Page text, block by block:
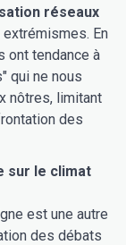
réseaux
En
ont tendance à
qui ne nous
nôtres, limitant
des
sur le climat
est une autre
des débats